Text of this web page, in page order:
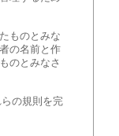
ものとみな
の名前と作
のとみなさ
の規則を完